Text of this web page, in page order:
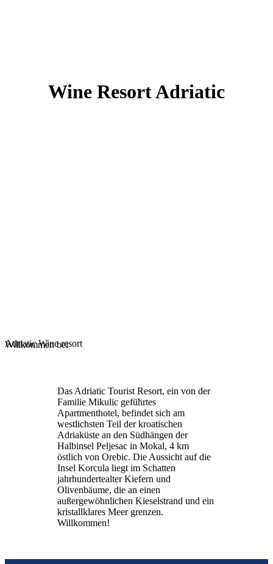
Wine Resort Adriatic
Willkommen bei
Adriatic Wine resort
Das Adriatic Tourist Resort, ein von der
Familie Mikulic geführtes
Apartmenthotel, befindet sich am
westlichsten Teil der kroatischen
Adriaküste an den Südhängen der
Halbinsel Peljesac in Mokal, 4 km
östlich von Orebic. Die Aussicht auf die
Insel Korcula liegt im Schatten
jahrhundertealter Kiefern und
Olivenbäume, die an einen
außergewöhnlichen Kieselstrand und ein
kristallklares Meer grenzen.
Willkommen!